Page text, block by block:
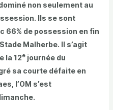
non seulement au
Ils se sont
66% de possession en fin
Malherbe. Il s’agit
la 12ejournée du
sa courte défaite en
l’OM s’est